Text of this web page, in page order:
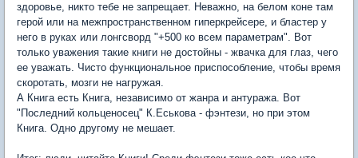
здоровье, никто тебе не запрещает. Неважно, на белом коне там
герой или на межпространственном гиперкрейсере, и бластер у
него в руках или лонгсворд "+500 ко всем параметрам". Вот
только уважения такие книги не достойны - жвачка для глаз, чего
ее уважать. Чисто функциональное приспособление, чтобы время
скоротать, мозги не нагружая.
А Книга есть Книга, независимо от жанра и антуража. Вот
"Последний кольценосец" К.Еськова - фэнтези, но при этом
Книга. Одно другому не мешает.